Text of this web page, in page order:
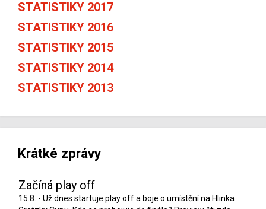
STATISTIKY 2017
STATISTIKY 2016
STATISTIKY 2015
STATISTIKY 2014
STATISTIKY 2013
Krátké zprávy
Začíná play off
15.8. - Už dnes startuje play off a boje o umístění na Hlinka